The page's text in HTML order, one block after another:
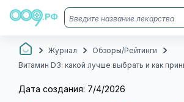
Журнал
Обзоры/Рейтинги
Витамин D3: какой лучше выбрать и как
Дата создания: 7/4/2026